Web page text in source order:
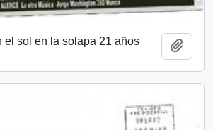
el sol en la solapa 21 años